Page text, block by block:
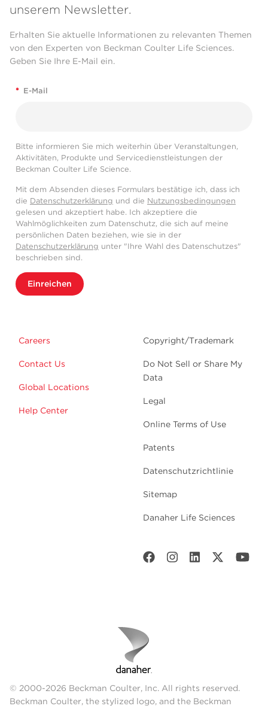
unserem Newsletter.
Erhalten Sie aktuelle Informationen zu relevanten Themen
von den Experten von Beckman Coulter Life Sciences.
Geben Sie Ihre E-Mail ein.
* E-Mail
Bitte informieren Sie mich weiterhin über Veranstaltungen,
Aktivitäten, Produkte und Servicedienstleistungen der
Beckman Coulter Life Science.
Mit dem Absenden dieses Formulars bestätige ich, dass ich
die Datenschutzerklärung und die Nutzungsbedingungen
gelesen und akzeptiert habe. Ich akzeptiere die
Wahlmöglichkeiten zum Datenschutz, die sich auf meine
persönlichen Daten beziehen, wie sie in der
Datenschutzerklärung unter "Ihre Wahl des Datenschutzes"
beschrieben sind.
Einreichen
Careers
Contact Us
Global Locations
Help Center
Copyright/Trademark
Do Not Sell or Share My
Data
Legal
Online Terms of Use
Patents
Datenschutzrichtlinie
Sitemap
Danaher Life Sciences
© 2000-2026 Beckman Coulter, Inc. All rights reserved.
Beckman Coulter, the stylized logo, and the Beckman